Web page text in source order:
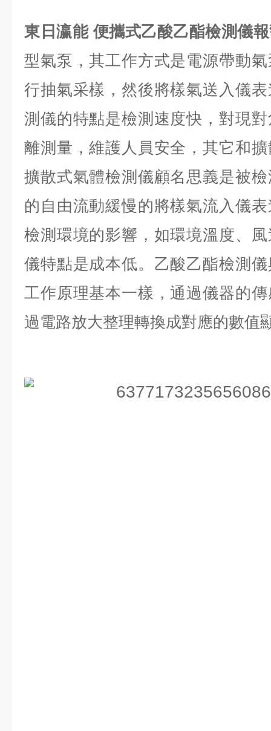
東日瀛能 便攜式乙酸乙酯檢測儀
型氣泵，其工作方式是電源帶動
行抽氣采樣，然後將樣氣送入儀
測儀的特點是檢測速度快，對現
離測量，維護人員安全，其它和
擴散式氣體檢測儀顧名思義是被
的自由流動緩慢的將樣氣流入儀
檢測環境的影響，如環境溫度、
儀特點是成本低。乙酸乙酯檢測
工作原理基本一樣，通過儀器的
過電路放大整理轉換成對應的數值